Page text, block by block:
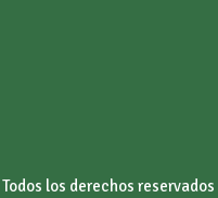
| Todos los derechos reservados